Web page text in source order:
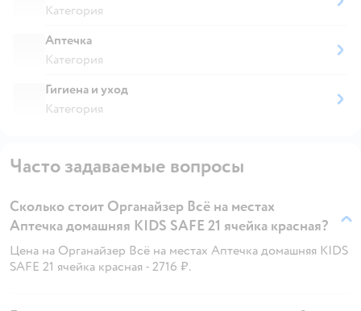
Категория
Аптечка
Категория
Гигиена и уход
Категория
Часто задаваемые вопросы
Сколько стоит Органайзер Всё на местах
Аптечка домашняя KIDS SAFE 21 ячейка красная?
Цена на Органайзер Всё на местах Аптечка домашняя KIDS
SAFE 21 ячейка красная - 2716 ₽.